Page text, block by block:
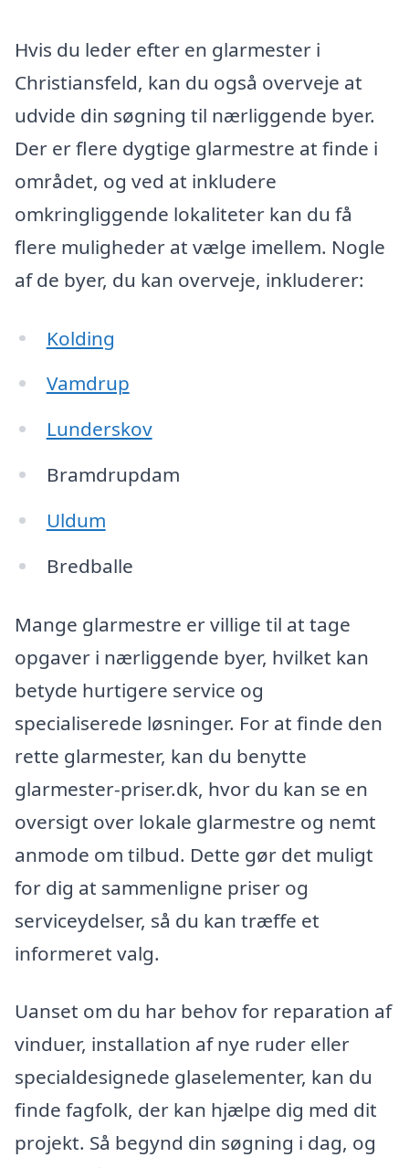
Hvis du leder efter en glarmester i
Christiansfeld, kan du også overveje at
udvide din søgning til nærliggende byer.
Der er flere dygtige glarmestre at finde i
området, og ved at inkludere
omkringliggende lokaliteter kan du få
flere muligheder at vælge imellem. Nogle
af de byer, du kan overveje, inkluderer:
Kolding
Vamdrup
Lunderskov
Bramdrupdam
Uldum
Bredballe
Mange glarmestre er villige til at tage
opgaver i nærliggende byer, hvilket kan
betyde hurtigere service og
specialiserede løsninger. For at finde den
rette glarmester, kan du benytte
glarmester-priser.dk, hvor du kan se en
oversigt over lokale glarmestre og nemt
anmode om tilbud. Dette gør det muligt
for dig at sammenligne priser og
serviceydelser, så du kan træffe et
informeret valg.
Uanset om du har behov for reparation af
vinduer, installation af nye ruder eller
specialdesignede glaselementer, kan du
finde fagfolk, der kan hjælpe dig med dit
projekt. Så begynd din søgning i dag, og